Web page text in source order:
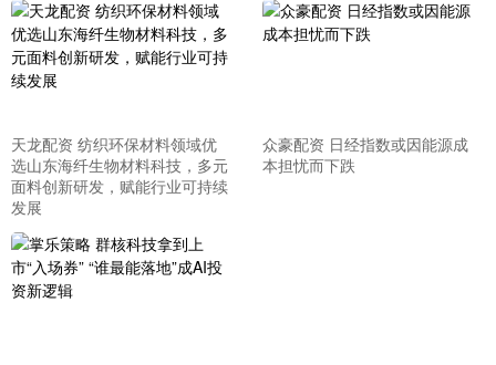
天龙配资 纺织环保材料领域优
选山东海纤生物材料科技，多元
面料创新研发，赋能行业可持续
发展
众豪配资 日经指数或因能源成
本担忧而下跌